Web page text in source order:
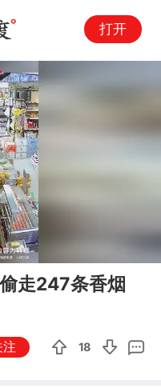
打开
走247条香烟
注 18